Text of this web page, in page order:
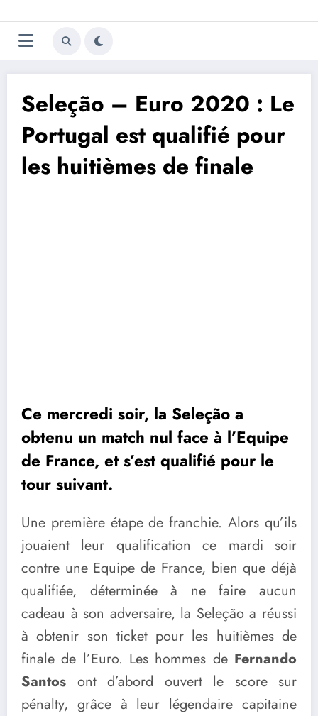
au
contenu
Trivela
L'actualité du football
Seleção – Euro 2020 : Le
Portugal est qualifié pour
les huitièmes de finale
Ce mercredi soir, la Seleção a
obtenu un match nul face à l’Equipe
de France, et s’est qualifié pour le
tour suivant.
Une première étape de franchie. Alors qu’ils
jouaient leur qualification ce mardi soir
contre une Equipe de France, bien que déjà
qualifiée, déterminée à ne faire aucun
cadeau à son adversaire, la Seleção a réussi
à obtenir son ticket pour les huitièmes de
finale de l’Euro. Les hommes de Fernando
Santos ont d’abord ouvert le score sur
pénalty, grâce à leur légendaire capitaine